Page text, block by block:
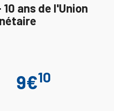
ans de l'Union
9€10